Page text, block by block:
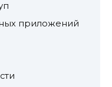
приложений